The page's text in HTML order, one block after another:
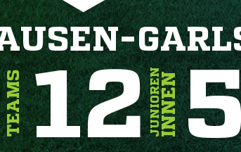
TEAMS12JUNIORENINNEN